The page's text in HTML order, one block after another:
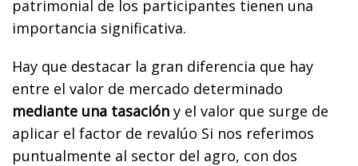
patrimonial de los participantes tienen una
importancia significativa.
Hay que destacar la gran diferencia que hay
entre el valor de mercado determinado
mediante una tasación y el valor que surge de
aplicar el factor de revalúo Si nos referimos
puntualmente al sector del agro, con dos